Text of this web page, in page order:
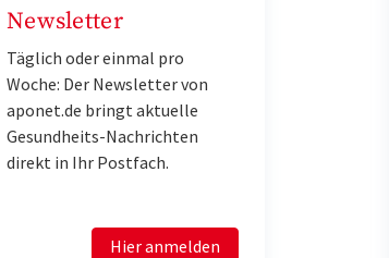
Newsletter
Täglich oder einmal pro
Woche: Der Newsletter von
aponet.de bringt aktuelle
Gesundheits-Nachrichten
direkt in Ihr Postfach.
Hier anmelden